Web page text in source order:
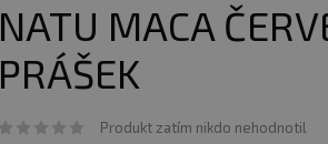
NATU MACA
PRÁŠEK
Produkt zatím nikdo nehodnotil